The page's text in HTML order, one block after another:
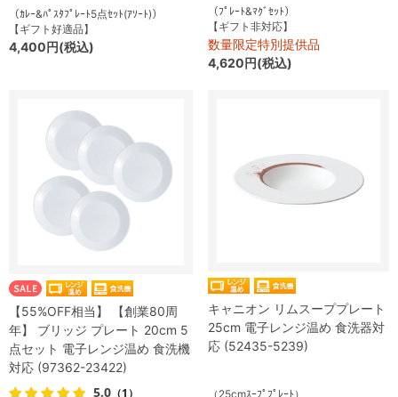
（ｶﾚｰ&ﾊﾟｽﾀﾌﾟﾚｰﾄ5点ｾｯﾄ(ｱｿｰﾄ)）
【ギフト好適品】
4,400円(税込)
（ﾌﾟﾚｰﾄ&ﾏｸﾞｾｯﾄ）
【ギフト非対応】
数量限定特別提供品
4,620円(税込)
【55%OFF相当】 【創業80周
年】 ブリッジ プレート 20cm 5
点セット 電子レンジ温め 食洗機
対応 (97362-23422)
5.0 （1）
キャニオン リムスーププレート
25cm 電子レンジ温め 食洗器対
応 (52435-5239)
（25cmｽｰﾌﾟﾌﾟﾚｰﾄ）